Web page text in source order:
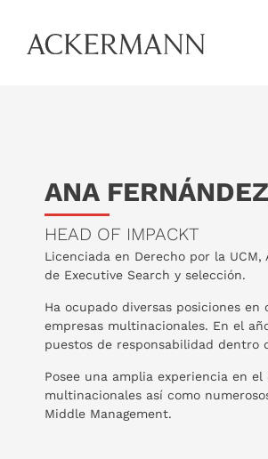
ANA FERNÁNDEZ
HEAD OF IMPACKT
Licenciada en Derecho por la
de Executive Search y selección.
Ha ocupado diversas posiciones en
empresas multinacionales. En el
puestos de responsabilidad dentro
Posee una amplia experiencia en
multinacionales así como
Middle Management.